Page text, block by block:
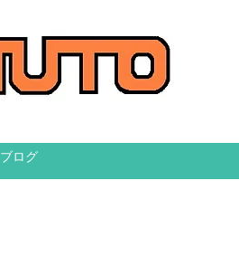
ブログ